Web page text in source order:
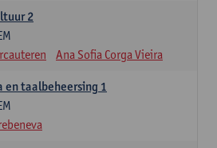
2
Ana Sofia Corga Vieira
en taalbeheersing 1